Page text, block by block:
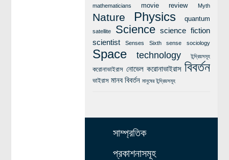
mathematicians movie review Myth
Nature Physics quantum
satellite Science science fiction
scientist
Senses Sixth sense sociology
Space technology ইন্দ্রিয়সমূহ
করোনাভাইরাস নোভেল করোনাভাইরাস বিবর্তন
ভাইরাস মানব বিবর্তন মানুষের ইন্দ্রিয়সমূহ
সাম্প্রতিক
প্রকাশনাসমূহ